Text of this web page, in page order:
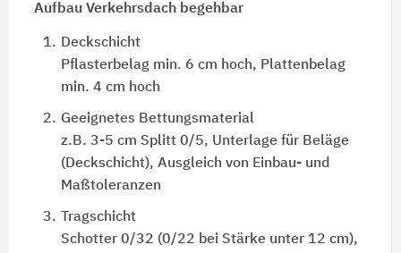
Aufbau Verkehrsdach begehbar
1. Deckschicht
Pflasterbelag min. 6 cm hoch, Plattenbelag
min. 4 cm hoch
2. Geeignetes Bettungsmaterial
z.B. 3-5 cm Splitt 0/5, Unterlage für Beläge
(Deckschicht), Ausgleich von Einbau- und
Maßtoleranzen
3.
Tragschicht
Schotter 0/32 (0/22 bei Stärke unter 12 cm),